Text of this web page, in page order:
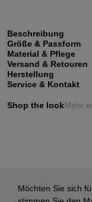
Beschreibung
Größe & Passform
Material & Pflege
Versand & Retouren
Herstellung
Service & Kontakt
Shop the lookMehr
Möchten Sie sich